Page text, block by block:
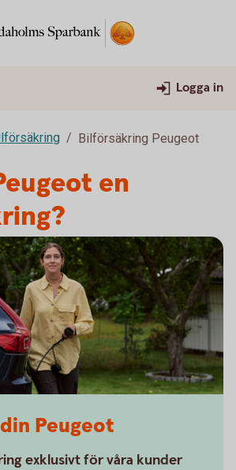
Logga in
Bilförsäkring Peugeot
en
Peugeot
exklusivt för våra kunder